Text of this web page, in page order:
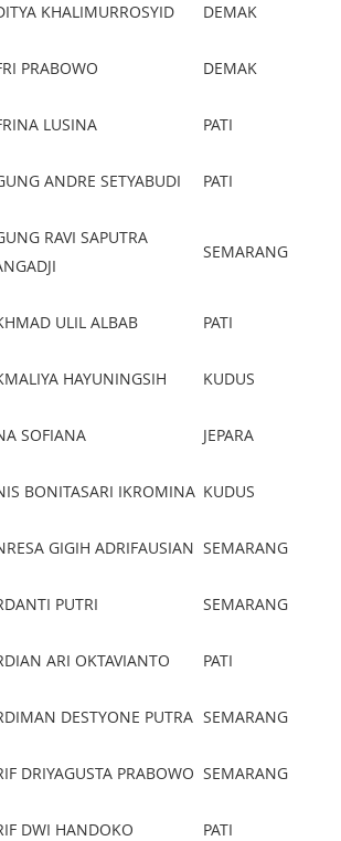
KHALIMURROSYID DEMAK
PRABOWO DEMAK
LUSINA PATI
ANDRE SETYABUDI PATI
RAVI SAPUTRA
SEMARANG
ULIL ALBAB PATI
HAYUNINGSIH KUDUS
SOFIANA JEPARA
BONITASARI IKROMINA KUDUS
GIGIH ADRIFAUSIAN SEMARANG
PUTRI SEMARANG
ARI OKTAVIANTO PATI
DESTYONE PUTRA SEMARANG
DRIYAGUSTA PRABOWO SEMARANG
DWI HANDOKO PATI